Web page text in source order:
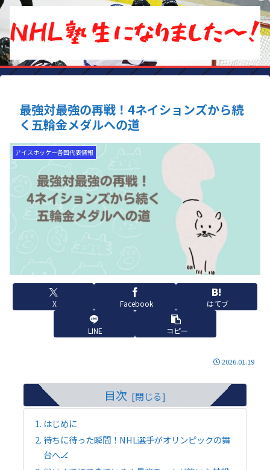
最強対最強の再戦！4ネイションズから続
く五輪金メダルへの道
アイスホッケー各国代表情報
X Facebook はてブ
LINE コピー
2026.01.19
目次
はじめに
待ちに待った瞬間！NHL選手がオリンピックの舞
台へ🏒